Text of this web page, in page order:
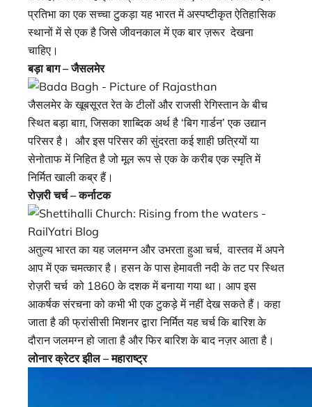
प्रतिभा का एक सच्चा टुकड़ा यह भारत में अस्पष्टीकृत ऐतिहासिक
स्थानों में से एक है जिसे जीवनकाल में एक बार ज़रूर देखना
चाहिए।
बड़ा बाग – जैसलमेर
जैसलमेर के खूबसूरत रेत के टीलों और राजसी रेगिस्तान के बीच
स्थित बड़ा बाग़, जिसका शाब्दिक अर्थ है ‘बिग गार्डन’ एक उद्यान
परिसर है। और इस परिसर की सुंदरता कई शाही छत्रियों या
सेनोताफ में निहित है जो मूल रूप से एक के करीब एक स्मृति में
निर्मित खाली कब्र हैं।
रोज़री चर्च – कर्नाटक
अतुल्य भारत का यह जलमग्न और उभरता हुआ चर्च, वास्तव में अपने
आप में एक चमत्कार है। हसन के पास हेमावती नदी के तट पर स्थित
रोज़री चर्च को 1860 के दशक में बनाया गया था। आप इस
आकर्षक संरचना को कभी भी एक टुकड़े में नहीं देख सकते हैं। कहा
जाता है की फ्रांसीसी मिशनर द्वारा निर्मित यह चर्च कि बारिश के
दौरान जलमग्न हो जाता है और फिर बारिश के बाद नज़र आता है।
लोनार क्रेटर झील – महाराष्ट्र